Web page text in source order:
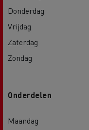
Donderdag
Vrijdag
Zaterdag
Zondag
Onderdelen
Maandag